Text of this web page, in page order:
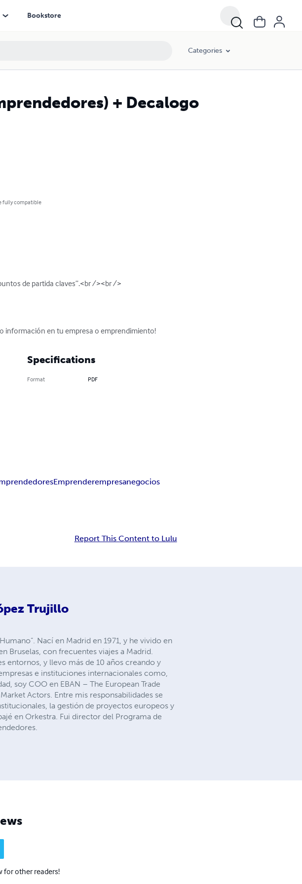
Bookstore
Categories
+ Decalogo
fully compatible
de partida claves”.<br /><br />
información en tu empresa o emprendimiento!
Specifications
Format PDF
Emprenderempresanegocios
Report This Content to Lulu
Trujillo
Nací en Madrid en 1971, y he vivido en
Bruselas, con frecuentes viajes a Madrid.
y llevo más de 10 años creando y
e instituciones internacionales como,
soy COO en EBAN – The European Trade
Actors. Entre mis responsabilidades se
la gestión de proyectos europeos y
en Orkestra. Fui director del Programa de
for other readers!